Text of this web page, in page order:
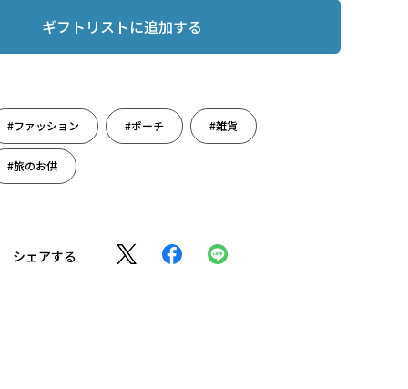
ギフトリストに追加する
#ファッション #ポーチ #雑貨
#旅のお供
シェアする